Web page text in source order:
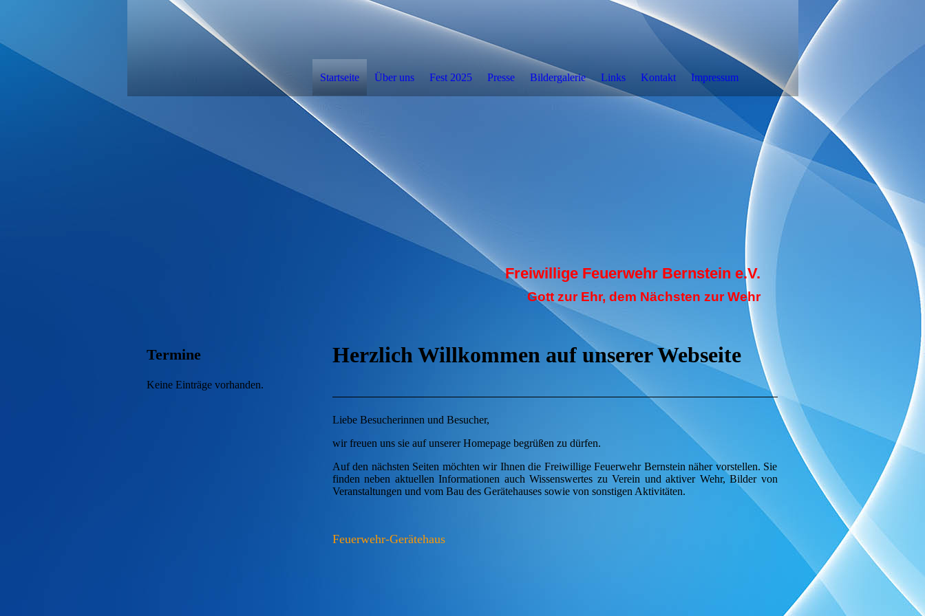
Startseite Über uns Fest 2025 Presse Bildergalerie Links Kontakt Impressum
Freiwillige Feuerwehr Bernstein e.V.
Gott zur Ehr, dem Nächsten zur Wehr
Termine
Keine Einträge vorhanden.
Herzlich Willkommen auf unserer Webseite
Liebe Besucherinnen und Besucher,
wir freuen uns sie auf unserer Homepage begrüßen zu dürfen.
Auf den nächsten Seiten möchten wir Ihnen die Freiwillige Feuerwehr Bernstein näher vorstellen. Sie
finden neben aktuellen Informationen auch Wissenswertes zu Verein und aktiver Wehr, Bilder von
Veranstaltungen und vom Bau des Gerätehauses sowie von sonstigen Aktivitäten.
Feuerwehr-Gerätehaus